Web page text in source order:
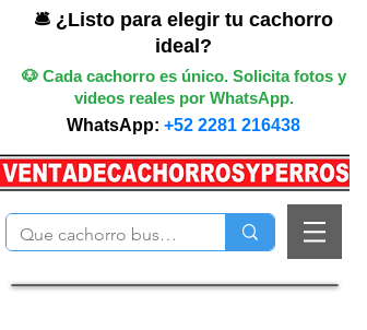
🛎️ ¿Listo para elegir tu cachorro
ideal?
🐶 Cada cachorro es único. Solicita fotos y
videos reales por WhatsApp.
WhatsApp: +52 2281 216438